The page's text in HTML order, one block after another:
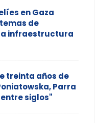
en Gaza
de
infraestructura
treinta años de
Parra
siglos"